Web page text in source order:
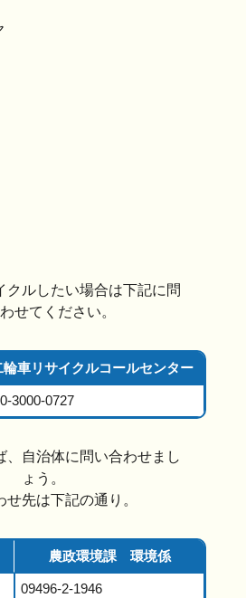
クルしたい場合は下記に問
せてください。
輪車リサイクルコールセンター
3000-0727
、自治体に問い合わせまし
ょう。
せ先は下記の通り。
農政環境課 環境係
09496-2-1946